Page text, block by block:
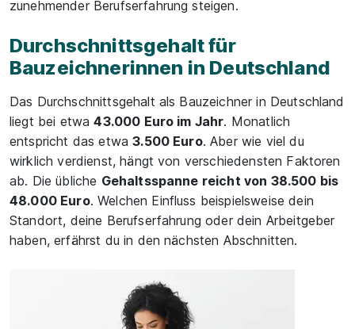
zunehmender Berufserfahrung steigen.
Durchschnittsgehalt für
Bauzeichnerinnen in Deutschland
Das Durchschnittsgehalt als Bauzeichner in Deutschland
liegt bei etwa43.000 Euro im Jahr. Monatlich
entspricht das etwa3.500 Euro. Aber wie viel du
wirklich verdienst, hängt von verschiedensten Faktoren
ab. Die übliche Gehaltsspanne reicht von 38.500 bis
48.000 Euro. Welchen Einfluss beispielsweise dein
Standort, deine Berufserfahrung oder dein Arbeitgeber
haben, erfährst du in den nächsten Abschnitten.